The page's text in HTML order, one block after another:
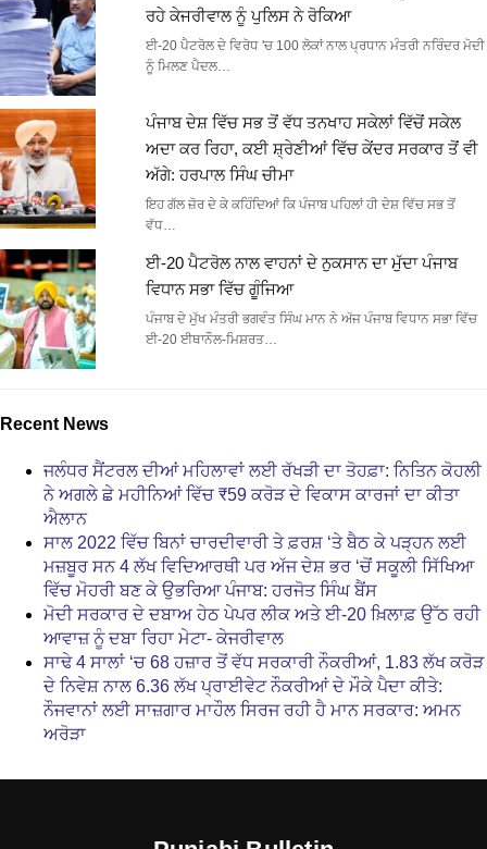
ਰਹੇ ਕੇਜਰੀਵਾਲ ਨੂੰ ਪੁਲਿਸ ਨੇ ਰੋਕਿਆ
ਈ-20 ਪੈਟਰੋਲ ਦੇ ਵਿਰੋਧ 'ਚ 100 ਲੋਕਾਂ ਨਾਲ ਪ੍ਰਧਾਨ ਮੰਤਰੀ ਨਰਿੰਦਰ ਮੋਦੀ
ਨੂੰ ਮਿਲਣ ਪੈਦਲ…
ਪੰਜਾਬ ਦੇਸ਼ ਵਿੱਚ ਸਭ ਤੋਂ ਵੱਧ ਤਨਖਾਹ ਸਕੇਲਾਂ ਵਿੱਚੋਂ ਸਕੇਲ
ਅਦਾ ਕਰ ਰਿਹਾ, ਕਈ ਸ਼੍ਰੇਣੀਆਂ ਵਿੱਚ ਕੇਂਦਰ ਸਰਕਾਰ ਤੋਂ ਵੀ
ਅੱਗੇ: ਹਰਪਾਲ ਸਿੰਘ ਚੀਮਾ
ਇਹ ਗੱਲ ਜ਼ੋਰ ਦੇ ਕੇ ਕਹਿੰਦਿਆਂ ਕਿ ਪੰਜਾਬ ਪਹਿਲਾਂ ਹੀ ਦੇਸ਼ ਵਿੱਚ ਸਭ ਤੋਂ
ਵੱਧ…
ਈ-20 ਪੈਟਰੋਲ ਨਾਲ ਵਾਹਨਾਂ ਦੇ ਨੁਕਸਾਨ ਦਾ ਮੁੱਦਾ ਪੰਜਾਬ
ਵਿਧਾਨ ਸਭਾ ਵਿੱਚ ਗੂੰਜਿਆ
ਪੰਜਾਬ ਦੇ ਮੁੱਖ ਮੰਤਰੀ ਭਗਵੰਤ ਸਿੰਘ ਮਾਨ ਨੇ ਅੱਜ ਪੰਜਾਬ ਵਿਧਾਨ ਸਭਾ ਵਿੱਚ
ਈ-20 ਈਥਾਨੌਲ-ਮਿਸ਼ਰਤ…
Recent News
ਜਲੰਧਰ ਸੈਂਟਰਲ ਦੀਆਂ ਮਹਿਲਾਵਾਂ ਲਈ ਰੱਖੜੀ ਦਾ ਤੋਹਫ਼ਾ: ਨਿਤਿਨ ਕੋਹਲੀ
ਨੇ ਅਗਲੇ ਛੇ ਮਹੀਨਿਆਂ ਵਿੱਚ ₹59 ਕਰੋੜ ਦੇ ਵਿਕਾਸ ਕਾਰਜਾਂ ਦਾ ਕੀਤਾ
ਐਲਾਨ
ਸਾਲ 2022 ਵਿੱਚ ਬਿਨਾਂ ਚਾਰਦੀਵਾਰੀ ਤੇ ਫ਼ਰਸ਼ ‘ਤੇ ਬੈਠ ਕੇ ਪੜ੍ਹਨ ਲਈ
ਮਜ਼ਬੂਰ ਸਨ 4 ਲੱਖ ਵਿਦਿਆਰਥੀ ਪਰ ਅੱਜ ਦੇਸ਼ ਭਰ ‘ਚੋਂ ਸਕੂਲੀ ਸਿੱਖਿਆ
ਵਿੱਚ ਮੋਹਰੀ ਬਣ ਕੇ ਉਭਰਿਆ ਪੰਜਾਬ: ਹਰਜੋਤ ਸਿੰਘ ਬੈਂਸ
ਮੋਦੀ ਸਰਕਾਰ ਦੇ ਦਬਾਅ ਹੇਠ ਪੇਪਰ ਲੀਕ ਅਤੇ ਈ-20 ਖ਼ਿਲਾਫ਼ ਉੱਠ ਰਹੀ
ਆਵਾਜ਼ ਨੂੰ ਦਬਾ ਰਿਹਾ ਮੇਟਾ- ਕੇਜਰੀਵਾਲ
ਸਾਢੇ 4 ਸਾਲਾਂ ‘ਚ 68 ਹਜ਼ਾਰ ਤੋਂ ਵੱਧ ਸਰਕਾਰੀ ਨੌਕਰੀਆਂ, 1.83 ਲੱਖ ਕਰੋੜ
ਦੇ ਨਿਵੇਸ਼ ਨਾਲ 6.36 ਲੱਖ ਪ੍ਰਾਈਵੇਟ ਨੌਕਰੀਆਂ ਦੇ ਮੌਕੇ ਪੈਦਾ ਕੀਤੇ:
ਨੌਜਵਾਨਾਂ ਲਈ ਸਾਜ਼ਗਾਰ ਮਾਹੌਲ ਸਿਰਜ ਰਹੀ ਹੈ ਮਾਨ ਸਰਕਾਰ: ਅਮਨ
ਅਰੋੜਾ